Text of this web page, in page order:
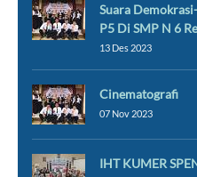
Suara
P5 Di SMP N 6
13 Des 2023
Cinematografi
07 Nov 2023
IHT KUMER